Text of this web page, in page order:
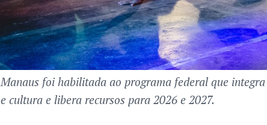
Manaus foi habilitada ao programa federal que
e cultura e libera recursos para 2026 e 2027.